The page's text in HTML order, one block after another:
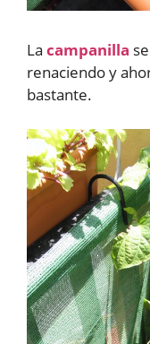
La campanilla
renaciendo y
bastante.